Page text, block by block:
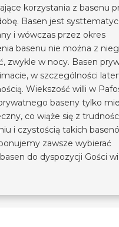
korzystania z basenu
Basen jest
i wówczas przez okres
basenu nie można z
zwykle w nocy. Basen
w szczególności
Wiekszość willi w
baseny tylko
co wiąże się z
i czystością takich
zawsze wybierać
do dyspozycji Gości